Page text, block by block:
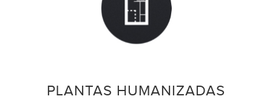
PLANTAS HUMANIZADAS